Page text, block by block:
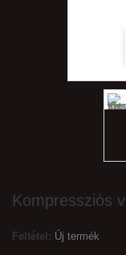
Kompressziós
Feltétel: Új termék